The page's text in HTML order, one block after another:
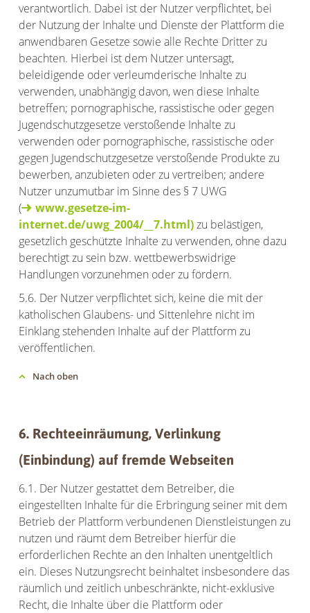
verantwortlich. Dabei ist der Nutzer verpflichtet, bei
der Nutzung der Inhalte und Dienste der Plattform die
anwendbaren Gesetze sowie alle Rechte Dritter zu
beachten. Hierbei ist dem Nutzer untersagt,
beleidigende oder verleumderische Inhalte zu
verwenden, unabhängig davon, wen diese Inhalte
betreffen; pornographische, rassistische oder gegen
Jugendschutzgesetze verstoßende Inhalte zu
verwenden oder pornographische, rassistische oder
gegen Jugendschutzgesetze verstoßende Produkte zu
bewerben, anzubieten oder zu vertreiben; andere
Nutzer unzumutbar im Sinne des § 7 UWG
(
www.gesetze-im-
internet.de/uwg_2004/__7.html)zu belästigen,
gesetzlich geschützte Inhalte zu verwenden, ohne dazu
berechtigt zu sein bzw. wettbewerbswidrige
Handlungen vorzunehmen oder zu fördern.
5.6. Der Nutzer verpflichtet sich, keine die mit der
katholischen Glaubens- und Sittenlehre nicht im
Einklang stehenden Inhalte auf der Plattform zu
veröffentlichen.
Nach oben
6. Rechteeinräumung, Verlinkung
(Einbindung) auf fremde Webseiten
6.1. Der Nutzer gestattet dem Betreiber, die
eingestellten Inhalte für die Erbringung seiner mit dem
Betrieb der Plattform verbundenen Dienstleistungen zu
nutzen und räumt dem Betreiber hierfür die
erforderlichen Rechte an den Inhalten unentgeltlich
ein. Dieses Nutzungsrecht beinhaltet insbesondere das
räumlich und zeitlich unbeschränkte, nicht-exklusive
Recht, die Inhalte über die Plattform oder